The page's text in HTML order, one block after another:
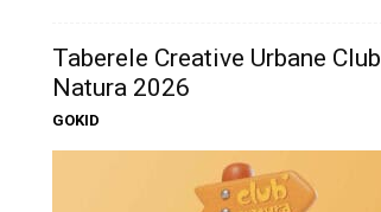
Taberele Creative Urbane Club
Natura 2026
GOKID